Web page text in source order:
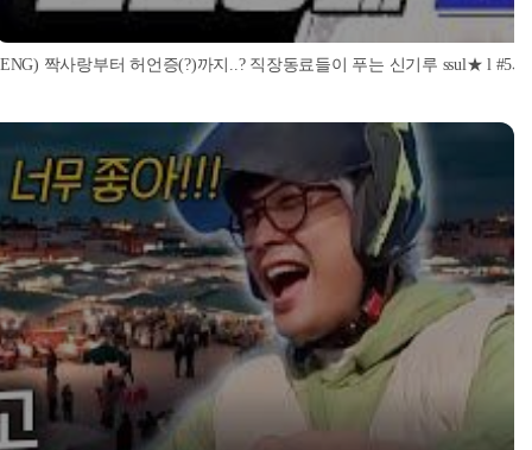
짝사랑부터 허언증(?)까지..? 직장동료들이 푸는 신기루 ssul★ l #5시